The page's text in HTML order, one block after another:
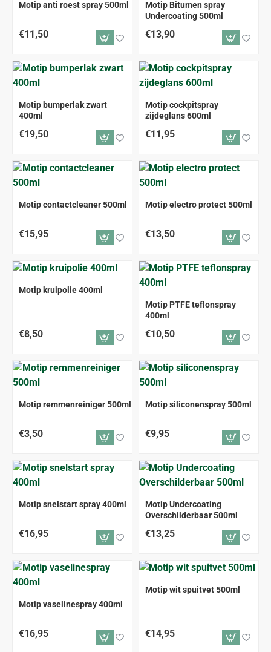
Motip anti roest spray 500ml
€11,50
Motip Bitumen spray
Undercoating 500ml
€13,90
Motip bumperlak zwart
400ml
€19,50
Motip cockpitspray
zijdeglans 600ml
€11,95
Motip contactcleaner 500ml
€15,95
Motip electro protect 500ml
€13,50
Motip kruipolie 400ml
€8,50
Motip PTFE teflonspray
400ml
€10,50
Motip remmenreiniger 500ml
€3,50
Motip siliconenspray 500ml
€9,95
Motip snelstart spray 400ml
€16,95
Motip Undercoating
Overschilderbaar 500ml
€13,25
Motip vaselinespray 400ml
€16,95
Motip wit spuitvet 500ml
€14,95